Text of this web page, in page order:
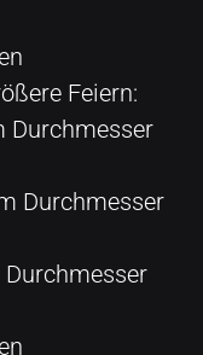
Feiern:
Durchmesser
Durchmesser
Durchmesser